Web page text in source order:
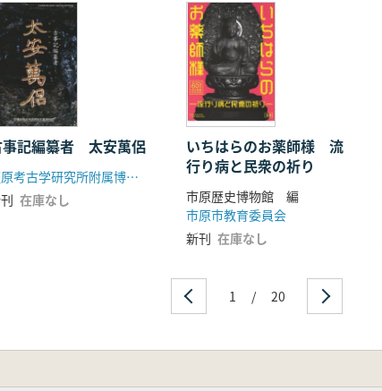
記編纂者 太安萬侶
橿原考古学研究所附属博物館
在庫なし
いちはらのお薬師様 流
行り病と民衆の祈り
市原歴史博物館 編
市原市教育委員会
新刊 在庫なし
1 / 20